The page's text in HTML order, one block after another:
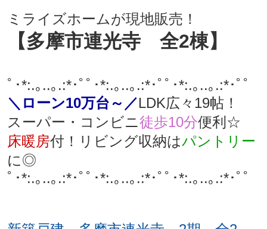
ミライズホームが現地販売！
【多摩市連光寺 全2棟】
ﾟ･*:.｡..｡.:*･ﾟﾟ･*:.｡..｡.:*･ﾟﾟ･*:.｡..｡.:*･ﾟﾟ
＼ローン10万台～／LDK広々19帖！
スーパー・コンビニ徒歩10分便利☆
床暖房付！リビング収納はパントリー
に◎
ﾟ･*:.｡..｡.:*･ﾟﾟ･*:.｡..｡.:*･ﾟﾟ･*:.｡..｡.:*･ﾟﾟ